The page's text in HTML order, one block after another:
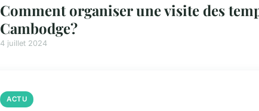
Comment organiser une visite des
Cambodge?
4 juillet 2024
ACTU